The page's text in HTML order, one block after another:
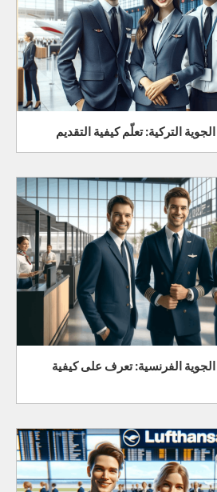
التركية: تعلّم كيفية التقديم
الفرنسية: تعرف على كيفية